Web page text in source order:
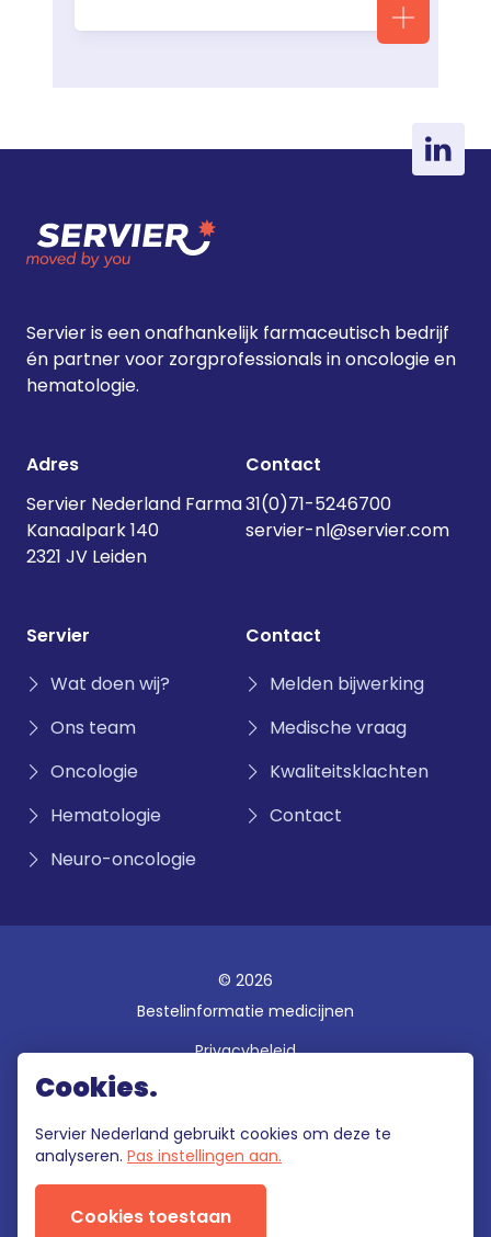
Servier is een onafhankelijk farmaceutisch bedrijf
én partner voor zorgprofessionals in oncologie en
hematologie.
Adres
Servier Nederland Farma
Kanaalpark 140
2321 JV Leiden
Contact
31(0)71-5246700
servier-nl@servier.com
Servier
Wat doen wij?
Ons team
Oncologie
Hematologie
Neuro-oncologie
Contact
Melden bijwerking
Medische vraag
Kwaliteitsklachten
Contact
© 2026
Bestelinformatie medicijnen
Privacybeleid
Gebruiksvoorwaarden
Klokkenluidersregeling
Deze site wordt onderhouden door Servier Nederland die als enige
Cookies.
Servier Nederland gebruikt cookies om deze te
analyseren. Pas instellingen aan.
Cookies toestaan